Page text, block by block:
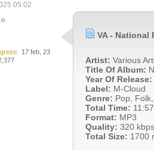
05:02
17 feb, 23
VA - National
Artist: Various
Title Of Album:
Year Of Release:
Label: M-Cloud
Genre: Pop,
Total Time:
Format: MP3
Quality: 320 kbps
Total Size: 1700